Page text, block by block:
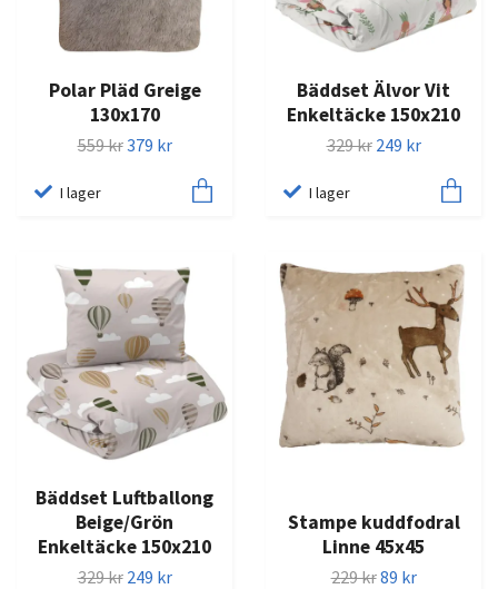
Polar Pläd Greige
130x170
559 kr379 kr
I lager
Bäddset Älvor Vit
Enkeltäcke 150x210
329 kr 249 kr
I lager
Bäddset Luftballong
Beige/Grön
Enkeltäcke 150x210
329 kr 249 kr
Stampe kuddfodral
Linne 45x45
229 kr89 kr